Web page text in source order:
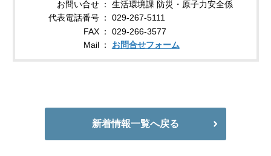
お問い合せ
生活環境課 防災・原子力安全係
代表電話番号
029-267-5111
FAX
029-266-3577
Mail
お問合せフォーム
新着情報一覧へ戻る